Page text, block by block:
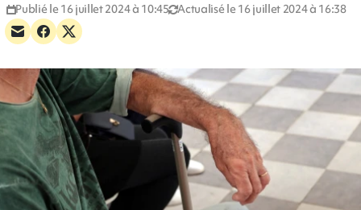
Publié le 16 juillet 2024 à 10:45 Actualisé le 16 juillet 2024 à 16:38